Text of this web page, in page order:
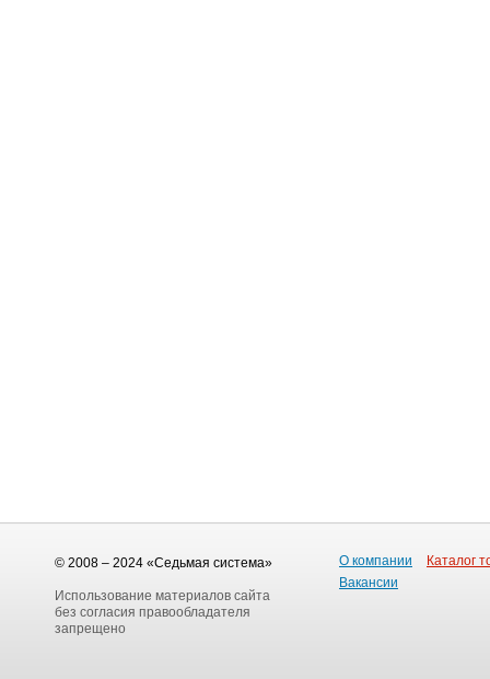
© 2008 – 2024 «Седьмая система»
Использование материалов сайта
без согласия правообладателя
запрещено
О компании
Каталог
Вакансии